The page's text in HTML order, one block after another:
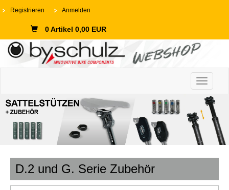
Registrieren Anmelden
0 Artikel 0,00 EUR
Toggle
D.2 und G. Serie Zubehör